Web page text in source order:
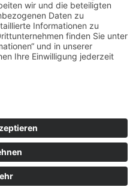
31, 77654 Offenburg – Alle Rechte
gesetzl. MwSt. und zzgl.